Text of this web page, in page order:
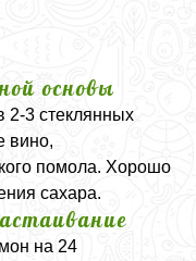
основы
3 стеклянных
вино,
помола. Хорошо
сахара.
на 24